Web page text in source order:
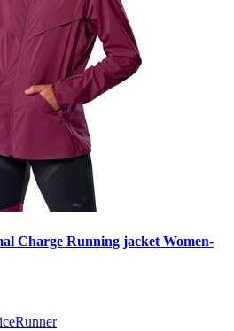
Charge Running jacket Women-